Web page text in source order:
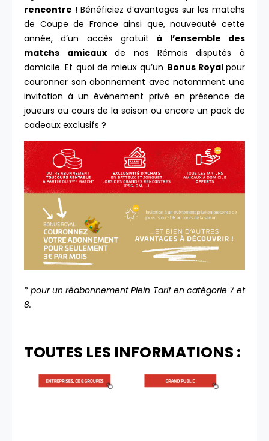
rencontre ! Bénéficiez d’avantages sur les matchs
de Coupe de France ainsi que, nouveauté cette
année, d’un accès gratuit à l’ensemble des
matchs amicauxde nos Rémois disputés à
domicile. Et quoi de mieux qu’un Bonus Royal pour
couronner son abonnement avec notamment une
invitation à un événement privé en présence de
joueurs au cours de la saison ou encore un pack de
cadeaux exclusifs ?
* pour un réabonnement Plein Tarif en catégorie 7 et
8.
TOUTES LES INFORMATIONS :